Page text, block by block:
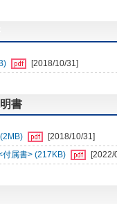
[2018/10/31]
書
[2018/10/31]
付属書> (217KB)
[2022/